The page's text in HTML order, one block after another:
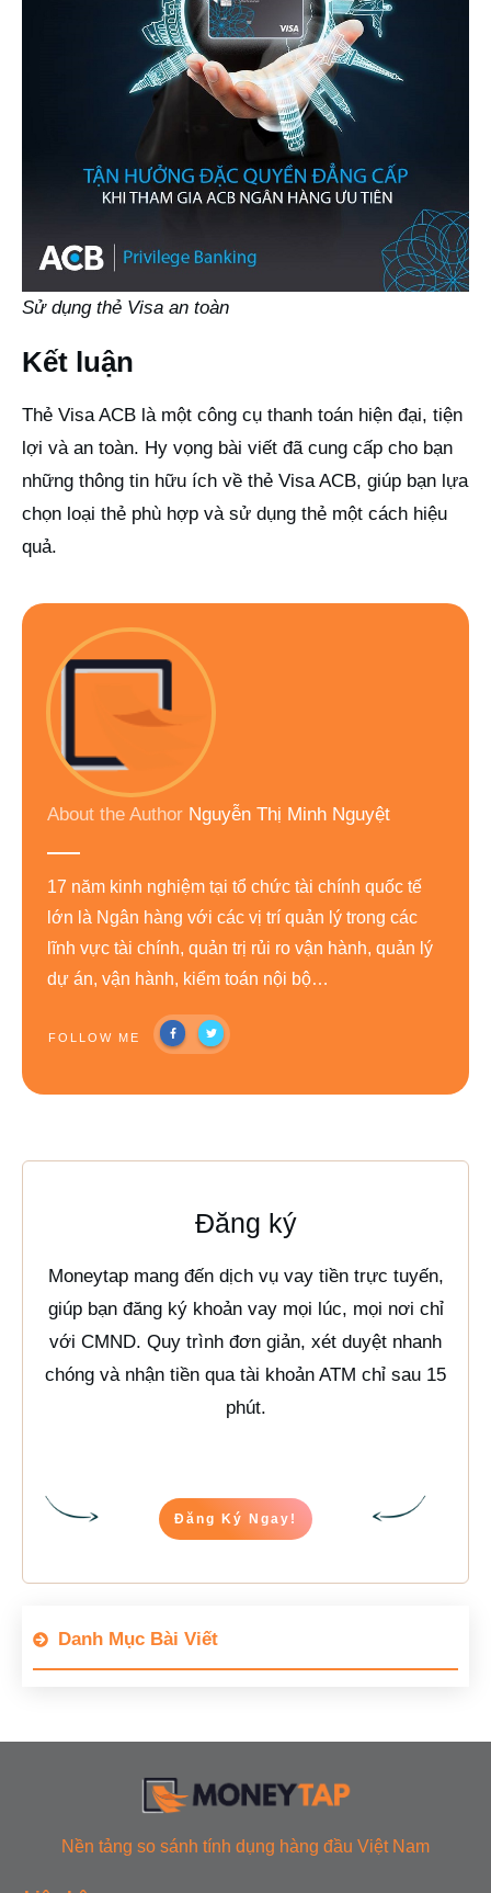
Sử dụng thẻ Visa an toàn
Kết luận
Thẻ Visa ACB là một công cụ thanh toán hiện đại, tiện
lợi và an toàn. Hy vọng bài viết đã cung cấp cho bạn
những thông tin hữu ích về thẻ Visa ACB, giúp bạn lựa
chọn loại thẻ phù hợp và sử dụng thẻ một cách hiệu
quả.
About the Author Nguyễn Thị Minh Nguyệt
17 năm kinh nghiệm tại tổ chức tài chính quốc tế
lớn là Ngân hàng với các vị trí quản lý trong các
lĩnh vực tài chính, quản trị rủi ro vận hành, quản lý
dự án, vận hành, kiểm toán nội bộ…
FOLLOW ME
Đăng ký
Moneytap mang đến dịch vụ vay tiền trực tuyến,
giúp bạn đăng ký khoản vay mọi lúc, mọi nơi chỉ
với CMND. Quy trình đơn giản, xét duyệt nhanh
chóng và nhận tiền qua tài khoản ATM chỉ sau 15
phút.
Đăng Ký Ngay!
Danh Mục Bài Viết
Nền tảng so sánh tính dụng hàng đầu Việt Nam